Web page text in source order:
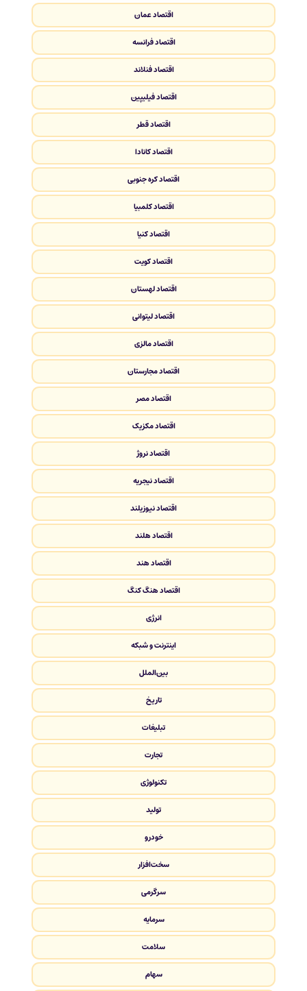
اقتصاد عمان
اقتصاد فرانسه
اقتصاد فنلاند
اقتصاد فیلیپین
اقتصاد قطر
اقتصاد کانادا
اقتصاد کره جنوبی
اقتصاد کلمبیا
اقتصاد کنیا
اقتصاد کویت
اقتصاد لهستان
اقتصاد لیتوانی
اقتصاد مالزی
اقتصاد مجارستان
اقتصاد مصر
اقتصاد مکزیک
اقتصاد نروژ
اقتصاد نیجریه
اقتصاد نیوزیلند
اقتصاد هلند
اقتصاد هند
اقتصاد هنگ کنگ
انرژی
اینترنت و شبکه
بین‌الملل
تاریخ
تبلیغات
تجارت
تکنولوژی
تولید
خودرو
سخت‌افزار
سرگرمی
سرمایه
سلامت
سهام